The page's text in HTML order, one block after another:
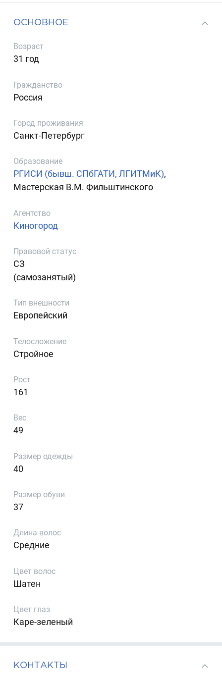
ОСНОВНОЕ
Возраст
31 год
Гражданство
Россия
Город проживания
Санкт-Петербург
Образование
РГИСИ (бывш. СПбГАТИ, ЛГИТМиК),
Мастерская В.М. Фильштинского
Агентство
Киногород
Правовой статус
СЗ
(самозанятый)
Тип внешности
Европейский
Телосложение
Стройное
Рост
161
Вес
49
Размер одежды
40
Размер обуви
37
Длина волос
Средние
Цвет волос
Шатен
Цвет глаз
Каре-зеленый
КОНТАКТЫ